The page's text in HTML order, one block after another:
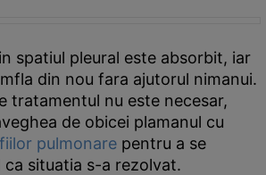
spatiul pleural este absorbit, iar
din nou fara ajutorul nimanui.
tratamentul nu este necesar,
de obicei plamanul cu
pulmonare pentru a se
ca situatia s-a rezolvat.